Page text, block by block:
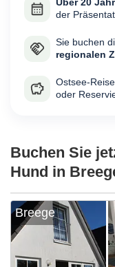
der
Sie buchen
regionalen
Ostsee-
oder
Buchen Sie
Hund in
Breege